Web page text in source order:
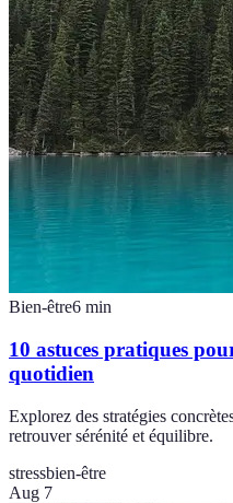
Bien-être6 min
10 astuces pratiques
quotidien
Explorez des stratégies
retrouver sérénité et équilibre.
stressbien-être
Aug 7